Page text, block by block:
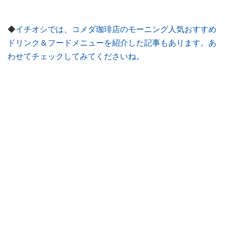
◆イチオシでは、コメダ珈琲店のモーニング人気おすすめ
ドリンク＆フードメニューを紹介した記事もあります。あ
わせてチェックしてみてくださいね。